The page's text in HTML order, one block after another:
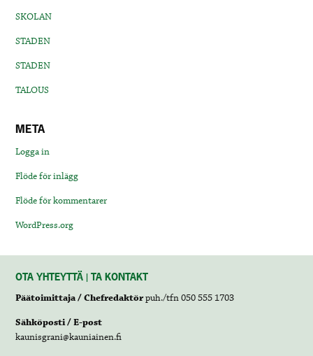
SKOLAN
STADEN
STADEN
TALOUS
META
Logga in
Flöde för inlägg
Flöde för kommentarer
WordPress.org
OTA YHTEYTTÄ | TA KONTAKT
Päätoimittaja / Chefredaktörpuh./tfn 050 555 1703
Sähköposti / E-post
kaunisgrani@kauniainen.fi